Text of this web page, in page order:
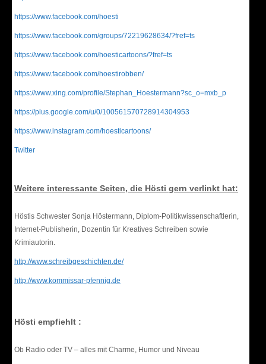
https://www.facebook.com/hoesti
https://www.facebook.com/groups/72219628634/?fref=ts
https://www.facebook.com/hoesticartoons/?fref=ts
https://www.facebook.com/hoestirobben/
https://www.xing.com/profile/Stephan_Hoestermann?sc_o=mxb_p
https://plus.google.com/u/0/100561570728914304953
https://www.instagram.com/hoesticartoons/
Twitter
Weitere interessante Seiten, die Hösti gern verlinkt hat:
Höstis Schwester Sonja Höstermann, Diplom-Politikwissenschaftlerin,
Internet-Publisherin, Dozentin für Kreatives Schreiben sowie
Krimiautorin.
http://www.schreibgeschichten.de/
http://www.kommissar-pfennig.de
Hösti empfiehlt :
Ob Radio oder TV – alles mit Charme, Humor und Niveau